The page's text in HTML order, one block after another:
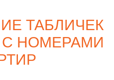
ТАБЛИЧЕК
НОМЕРАМИ